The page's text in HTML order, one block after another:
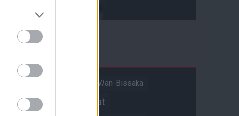
Aaron Wan-Bissaka
Akadémiai csapat